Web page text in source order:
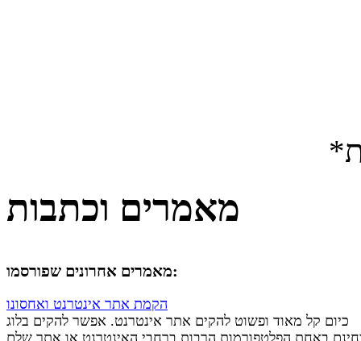
מאמרים וכתבות
מאמרים אחרונים שפורסמו:
הקמת אתר אינטרנט ואחסונו
כיום קל מאוד ופשוט להקים אתר אינטרנט. אפשר להקים בלוג